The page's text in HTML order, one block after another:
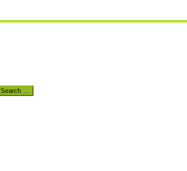
Search …